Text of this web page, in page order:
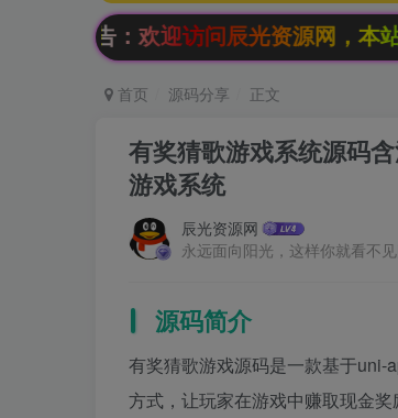
资源网，本站会员限时特惠，SVIP终
首页 源码分享 正文
有奖猜歌游戏系统源码
游戏系统
辰光资源网
永远面向阳光，这样你就看不
源码简介
有奖猜歌游戏源码是一款基于
方式，让玩家在游戏中赚取现金奖